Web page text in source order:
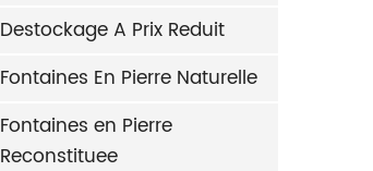
Destockage A Prix Reduit
Fontaines En Pierre Naturelle
Fontaines en Pierre
Reconstituee